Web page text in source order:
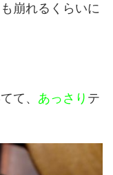
崩れるくらいに
て、 あっさり テ